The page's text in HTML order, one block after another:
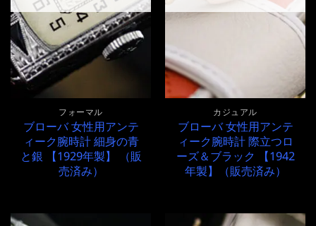
フォーマル
ブローバ 女性用アンテ
ィーク腕時計 細身の青
と銀 【1929年製】 （販
売済み）
カジュアル
ブローバ 女性用アンテ
ィーク腕時計 際立つロ
ーズ＆ブラック 【1942
年製】（販売済み）